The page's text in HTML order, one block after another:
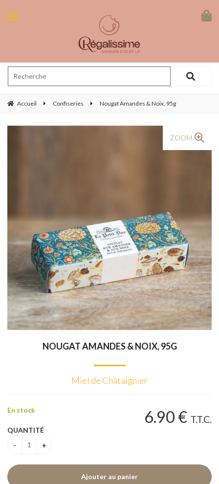
Accueil Confiseries Nougat Amandes & Noix, 95g
ZOOM
NOUGAT AMANDES & NOIX, 95G
Miel de Châtaignier
6.90 € T.T.C.
En stock
QUANTITÉ